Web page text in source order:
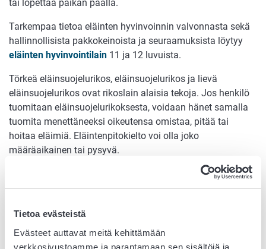
Tietoa evästeistä
Evästeet auttavat meitä kehittämään
verkkosivustoamme ja parantamaan sen sisältöjä ja
tai lopettaa paikan päällä.
Tarkempaa tietoa eläinten hyvinvoinnin valvonnasta sekä
hallinnollisista pakkokeinoista ja seuraamuksista löytyy
eläinten hyvinvointilain 11 ja 12 luvuista.
Törkeä eläinsuojelurikos, eläinsuojelurikos ja lievä
eläinsuojelurikos ovat rikoslain alaisia tekoja. Jos henkilö
tuomitaan eläinsuojelurikoksesta, voidaan hänet samalla
tuomita menettäneeksi oikeutensa omistaa, pitää tai
hoitaa eläimiä. Eläintenpitokielto voi olla joko
määräaikainen tai pysyvä.
Eläinten hyvinvoinnin valvonnassa